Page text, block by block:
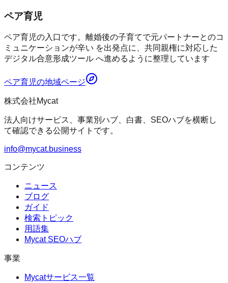
ペア育児
ペア育児の入口です。離婚後の子育てで元パートナーとのコ
ミュニケーションが辛い を出発点に、共同親権に対応した
デジタル合意形成ツール へ進めるように整理しています
ペア育児の地域ページ
株式会社Mycat
法人向けサービス、事業別ハブ、白書、SEOハブを横断し
て確認できる公開サイトです。
info@mycat.business
コンテンツ
ニュース
ブログ
ガイド
検索トピック
用語集
Mycat SEOハブ
事業
Mycatサービス一覧